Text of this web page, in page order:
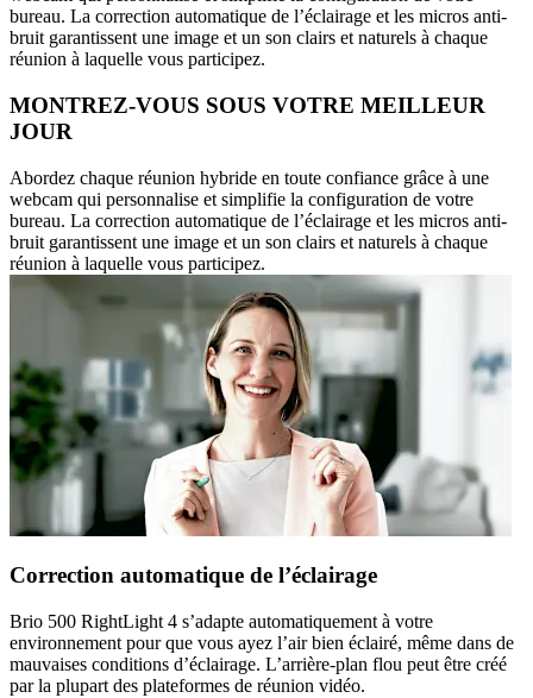
bureau. La correction automatique de l’éclairage et les micros anti-
bruit garantissent une image et un son clairs et naturels à chaque
réunion à laquelle vous participez.
MONTREZ-VOUS SOUS VOTRE MEILLEUR
JOUR
Abordez chaque réunion hybride en toute confiance grâce à une
webcam qui personnalise et simplifie la configuration de votre
bureau. La correction automatique de l’éclairage et les micros anti-
bruit garantissent une image et un son clairs et naturels à chaque
réunion à laquelle vous participez.
Correction automatique de l’éclairage
Brio 500 RightLight 4 s’adapte automatiquement à votre
environnement pour que vous ayez l’air bien éclairé, même dans de
mauvaises conditions d’éclairage. L’arrière-plan flou peut être créé
par la plupart des plateformes de réunion vidéo.